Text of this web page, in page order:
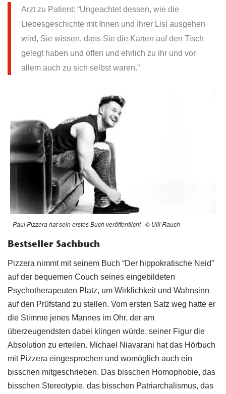
Arzt zu Patient: “Ungeachtet dessen, wie die
Liebesgeschichte mit Ihnen und Ihrer Lisl ausgehen
wird, Sie wissen, dass Sie die Karten auf den Tisch
gelegt haben und offen und ehrlich zu ihr und vor
allem auch zu sich selbst waren.”
Paul Pizzera hat sein erstes Buch veröffentlicht | © Ulli Rauch
Bestseller Sachbuch
Pizzera nimmt mit seinem Buch “Der hippokratische Neid”
auf der bequemen Couch seines eingebildeten
Psychotherapeuten Platz, um Wirklichkeit und Wahnsinn
auf den Prüfstand zu stellen. Vom ersten Satz weg hatte er
die Stimme jenes Mannes im Ohr, der am
überzeugendsten dabei klingen würde, seiner Figur die
Absolution zu erteilen. Michael Niavarani hat das Hörbuch
mit Pizzera eingesprochen und womöglich auch ein
bisschen mitgeschrieben. Das bisschen Homophobie, das
bisschen Stereotypie, das bisschen Patriarchalismus, das